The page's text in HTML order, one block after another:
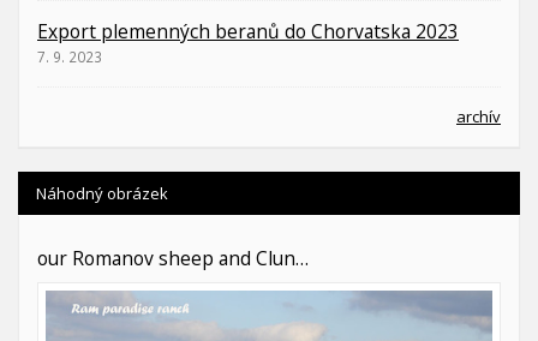
Export plemenných beranů do Chorvatska 2023
7. 9. 2023
archív
Náhodný obrázek
our Romanov sheep and Clun…